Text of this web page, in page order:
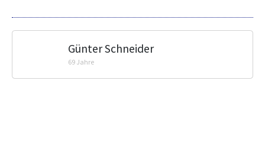
Günter Schneider
69 Jahre